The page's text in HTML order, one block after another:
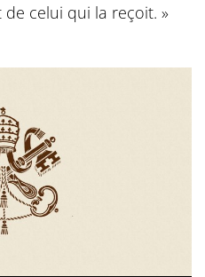
celui qui la reçoit. »